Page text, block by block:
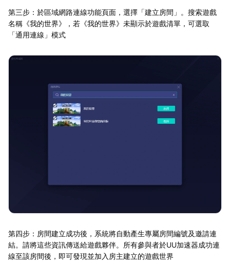
第三步：於區域網路連線功能頁面，選擇「建立房間」。搜索遊戲
名稱《我的世界》，若《我的世界》未顯示於遊戲清單，可選取
「通用連線」模式
第四步：房間建立成功後，系統將自動產生專屬房間編號及邀請連
結。請將這些資訊傳送給遊戲夥伴。所有參與者於UU加速器成功連
線至該房間後，即可發現並加入房主建立的遊戲世界